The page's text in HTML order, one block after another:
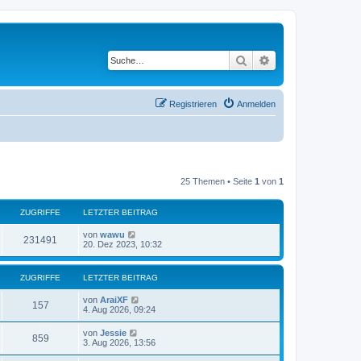
Suche
Anmelden
Registrieren
25 Themen • Seite 1 von 1
ZUGRIFFE LETZTER BEITRAG
231491
u
g
i
L
e
z
e
r
B
e
i
t
r
g
von wawu
20. Dez 2023, 10:32
ZUGRIFFE LETZTER BEITRAG
157Z
u
L
e
t
e
r
von AraiXF
4. Aug 2026, 09:24
859Z
u
L
e
von Jessie
3. Aug 2026, 13:56